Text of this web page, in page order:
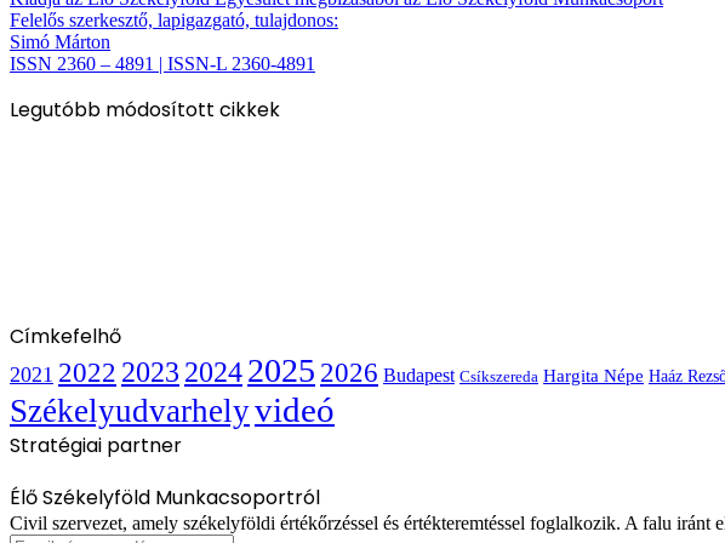
Felelős szerkesztő, lapigazgató, tulajdonos:
Simó Márton
ISSN 2360 – 4891 | ISSN-L 2360-4891
Legutóbb módosított cikkek
Címkefelhő
2021 2022 2023 20242025 2026 Budapest Csíkszereda Hargita Népe Haáz
Székelyudvarhelyvideó
Stratégiai partner
Élő Székelyföld Munkacsoportról
Civil szervezet, amely székelyföldi értékőrzéssel és értékteremtéssel foglalkozik. A falu iránt